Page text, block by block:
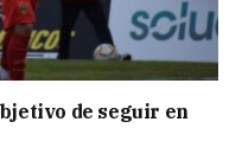
de seguir en